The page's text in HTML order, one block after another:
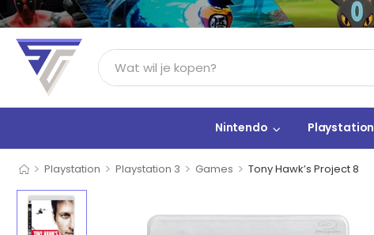
Nintendo Playstation
> Playstation > Playstation 3 > Games > Tony Hawk’s Project 8